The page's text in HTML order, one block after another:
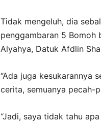
Tidak mengeluh, dia
penggambaran 5 Bomoh
Alyahya, Datuk Afdlin
“Ada juga kesukarannya
cerita, semuanya pecah-
“Jadi, saya tidak tahu